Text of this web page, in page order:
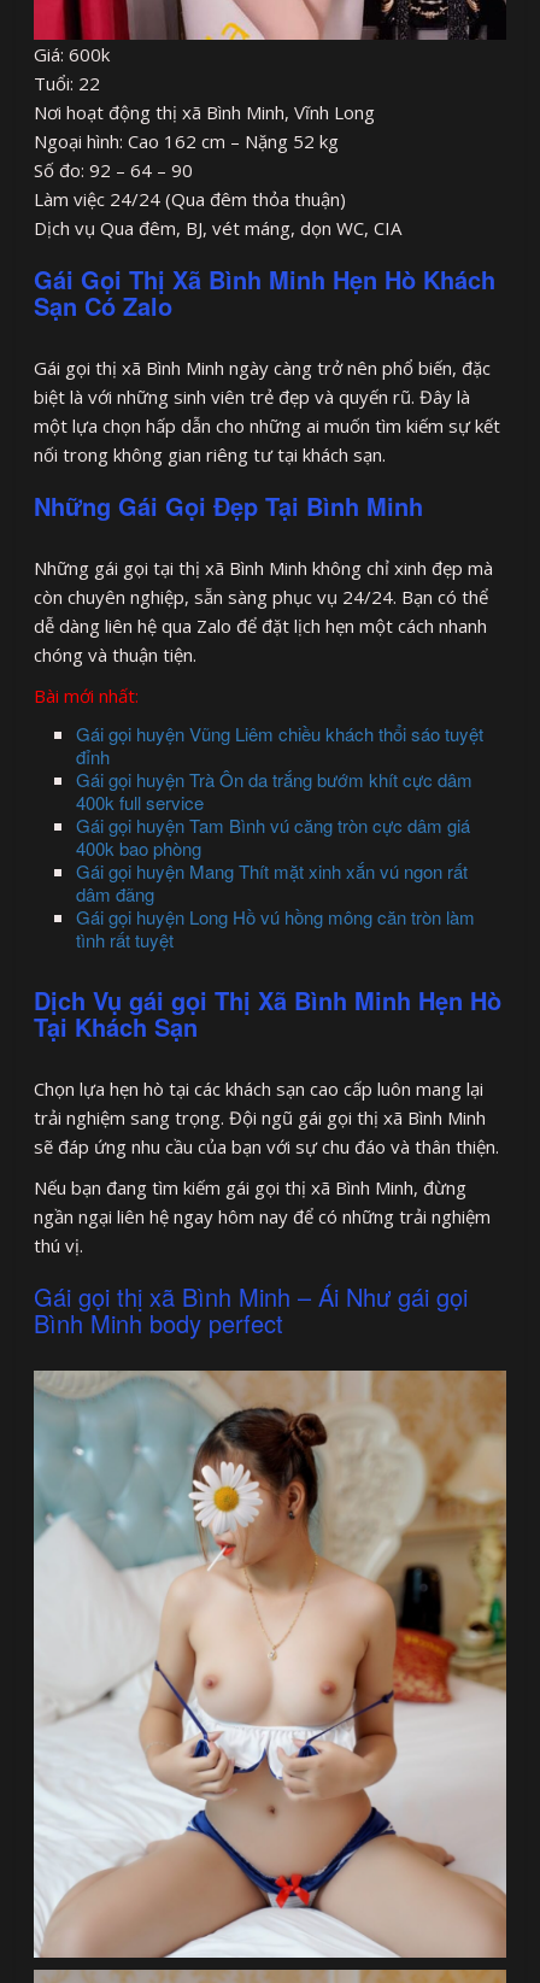
Giá: 600k
Tuổi: 22
Nơi hoạt động thị xã Bình Minh, Vĩnh Long
Ngoại hình: Cao 162 cm – Nặng 52 kg
Số đo: 92 – 64 – 90
Làm việc 24/24 (Qua đêm thỏa thuận)
Dịch vụ Qua đêm, BJ, vét máng, dọn WC, CIA
Gái Gọi Thị Xã Bình Minh Hẹn Hò Khách
Sạn Có Zalo
Gái gọi thị xã Bình Minh ngày càng trở nên phổ biến, đặc
biệt là với những sinh viên trẻ đẹp và quyến rũ. Đây là
một lựa chọn hấp dẫn cho những ai muốn tìm kiếm sự kết
nối trong không gian riêng tư tại khách sạn.
Những Gái Gọi Đẹp Tại Bình Minh
Những gái gọi tại thị xã Bình Minh không chỉ xinh đẹp mà
còn chuyên nghiệp, sẵn sàng phục vụ 24/24. Bạn có thể
dễ dàng liên hệ qua Zalo để đặt lịch hẹn một cách nhanh
chóng và thuận tiện.
Bài mới nhất:
Gái gọi huyện Vũng Liêm chiều khách thổi sáo tuyệt
đỉnh
Gái gọi huyện Trà Ôn da trắng bướm khít cực dâm
400k full service
Gái gọi huyện Tam Bình vú căng tròn cực dâm giá
400k bao phòng
Gái gọi huyện Mang Thít mặt xinh xắn vú ngon rất
dâm đãng
Gái gọi huyện Long Hồ vú hồng mông căn tròn làm
tình rất tuyệt
Dịch Vụ gái gọi Thị Xã Bình Minh Hẹn Hò
Tại Khách Sạn
Chọn lựa hẹn hò tại các khách sạn cao cấp luôn mang lại
trải nghiệm sang trọng. Đội ngũ gái gọi thị xã Bình Minh
sẽ đáp ứng nhu cầu của bạn với sự chu đáo và thân thiện.
Nếu bạn đang tìm kiếm gái gọi thị xã Bình Minh, đừng
ngần ngại liên hệ ngay hôm nay để có những trải nghiệm
thú vị.
Gái gọi thị xã Bình Minh – Ái Như gái gọi
Bình Minh body perfect